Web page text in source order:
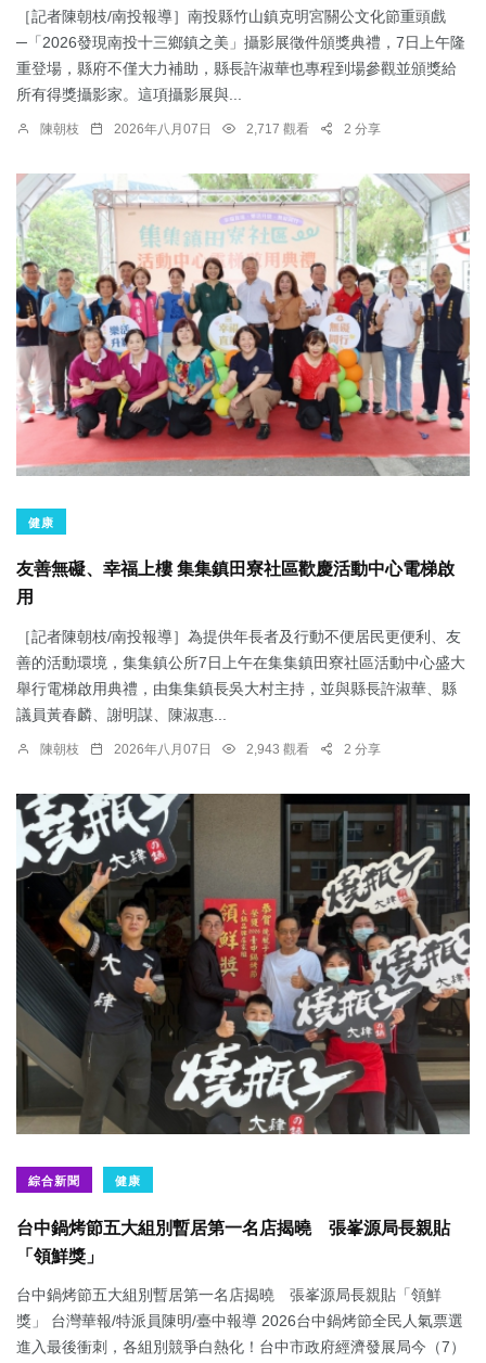
［記者陳朝枝/南投報導］南投縣竹山鎮克明宮關公文化節重頭戲
─「2026發現南投十三鄉鎮之美」攝影展徵件頒獎典禮，7日上午隆
重登場，縣府不僅大力補助，縣長許淑華也專程到場參觀並頒獎給
所有得獎攝影家。這項攝影展與...
陳朝枝 2026年八月07日 2,717 觀看 2 分享
健康
友善無礙、幸福上樓 集集鎮田寮社區歡慶活動中心電梯啟
用
［記者陳朝枝/南投報導］為提供年長者及行動不便居民更便利、友
善的活動環境，集集鎮公所7日上午在集集鎮田寮社區活動中心盛大
舉行電梯啟用典禮，由集集鎮長吳大村主持，並與縣長許淑華、縣
議員黃春麟、謝明謀、陳淑惠...
陳朝枝 2026年八月07日 2,943 觀看 2 分享
綜合新聞 健康
台中鍋烤節五大組別暫居第一名店揭曉 張峯源局長親貼
「領鮮獎」
台中鍋烤節五大組別暫居第一名店揭曉 張峯源局長親貼「領鮮
獎」 台灣華報/特派員陳明/臺中報導 2026台中鍋烤節全民人氣票選
進入最後衝刺，各組別競爭白熱化！台中市政府經濟發展局今（7）